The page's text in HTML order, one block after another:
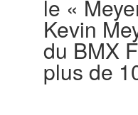
le «
Kevin
du BMX
plus de